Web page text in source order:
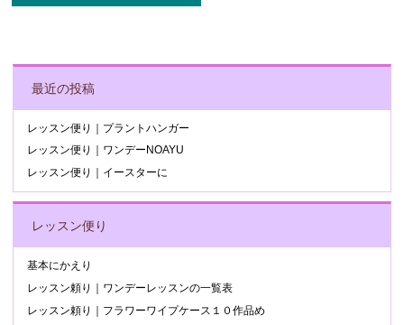
最近の投稿
レッスン便り｜プラントハンガー
レッスン便り｜ワンデーNOAYU
レッスン便り｜イースターに
レッスン便り
基本にかえり
レッスン頼り｜ワンデーレッスンの一覧表
レッスン頼り｜フラワーワイプケース１０作品め